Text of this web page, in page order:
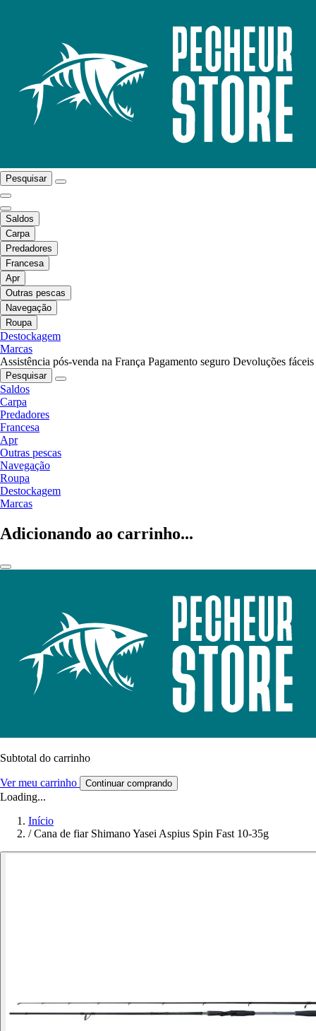
Pesquisar
Saldos
Carpa
Predadores
Francesa
Apr
Outras pescas
Navegação
Roupa
Destockagem
Marcas
Assistência pós-venda na França Pagamento seguro Devoluções fáceis
Pesquisar
Saldos
Carpa
Predadores
Francesa
Apr
Outras pescas
Navegação
Roupa
Destockagem
Marcas
Adicionando ao carrinho...
Subtotal do carrinho
Ver meu carrinho Continuar comprando
Loading...
Início
/ Cana de fiar Shimano Yasei Aspius Spin Fast 10-35g